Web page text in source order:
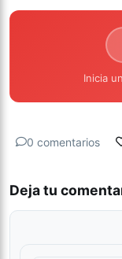
Inicia
0 comentarios
Deja tu